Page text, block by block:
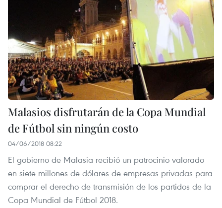
Malasios disfrutarán de la Copa Mundial
de Fútbol sin ningún costo
04/06/2018 08:22
El gobierno de Malasia recibió un patrocinio valorado
en siete millones de dólares de empresas privadas para
comprar el derecho de transmisión de los partidos de la
Copa Mundial de Fútbol 2018.